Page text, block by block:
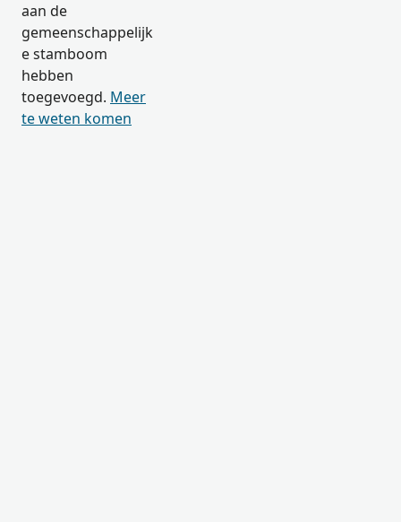
aan de
gemeenschappelijk
e stamboom
hebben
toegevoegd. Meer
te weten komen